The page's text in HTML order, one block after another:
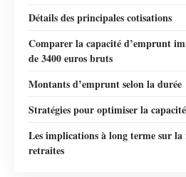
Détails des principales cotisations
Comparer la capacité d’emprunt
de 3400 euros bruts
Montants d’emprunt selon la durée
Stratégies pour optimiser la
Les implications à long terme sur
retraites